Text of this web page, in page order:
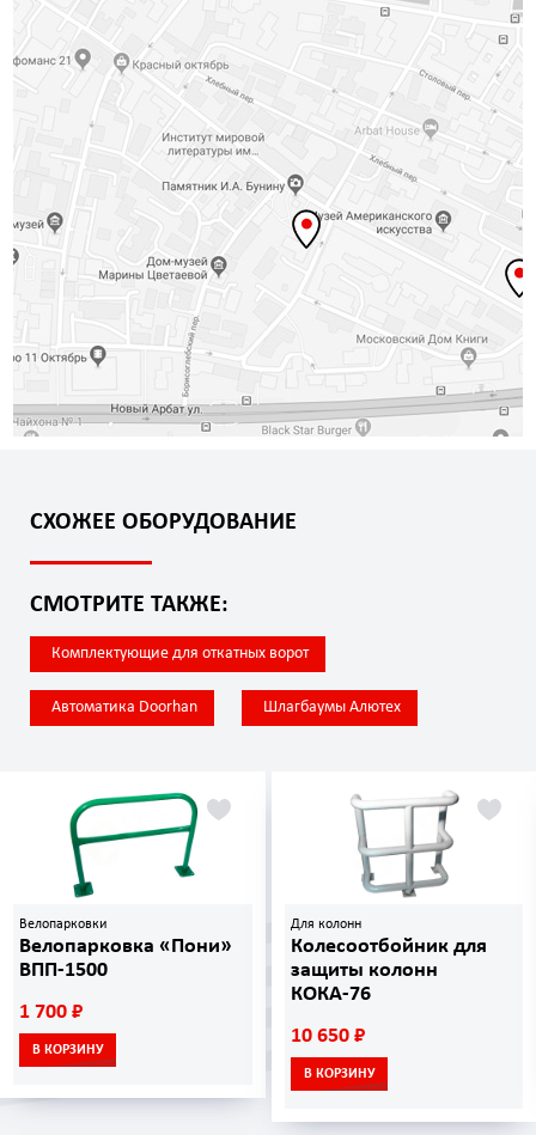
СХОЖЕЕ ОБОРУДОВАНИЕ
СМОТРИТЕ ТАКЖЕ:
Комплектующие для откатных ворот
Автоматика Doorhan Шлагбаумы Алютех
Велопарковки
Велопарковка «Пони»
ВПП-1500
1 700 ₽
В КОРЗИНУ
Для колонн
Колесоотбойник для
защиты колонн
КОКА-76
10 650 ₽
В КОРЗИНУ